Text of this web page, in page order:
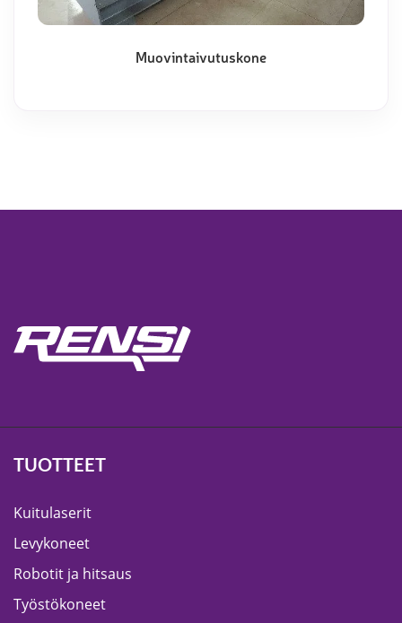
Muovintaivutuskone
TUOTTEET
Kuitulaserit
Levykoneet
Robotit ja hitsaus
Työstökoneet